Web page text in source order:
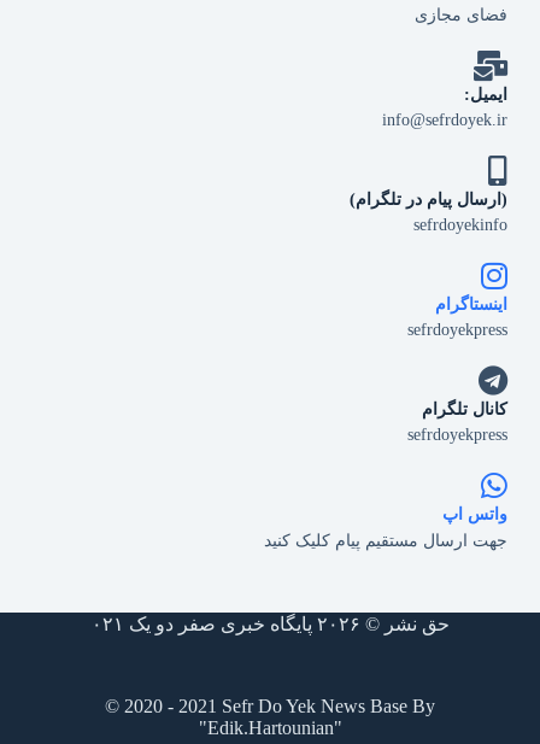
فضای مجازی
ایمیل:
info@sefrdoyek.ir
(ارسال پیام در تلگرام)
sefrdoyekinfo
اینستاگرام
sefrdoyekpress
کانال تلگرام
sefrdoyekpress
واتس اپ
جهت ارسال مستقیم پیام کلیک کنید
حق نشر © ۲۰۲۶ پایگاه خبری صفر دو یک ۰۲۱
© 2020 - 2021 Sefr Do Yek News Base By
"Edik.Hartounian"